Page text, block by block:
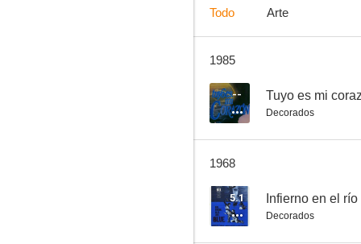
6.5
Todo Arte
1985
-- Tuyo es mi
Decorados
1968
5.1 Infierno en el río
Decorados